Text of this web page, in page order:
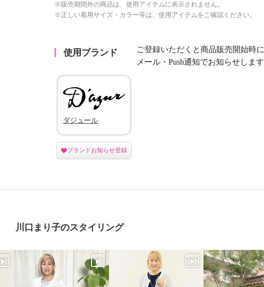
※販売期間外の商品は、使用アイテムに表示されません。
※正しい着用サイズ・カラー等は、使用アイテムをご確認ください。
使用ブランド
ご登録いただくと商品販売開始時に
メール・Push通知でお知らせします
ダジュール
ブランドお知らせ登録
川口まり子のスタイリング